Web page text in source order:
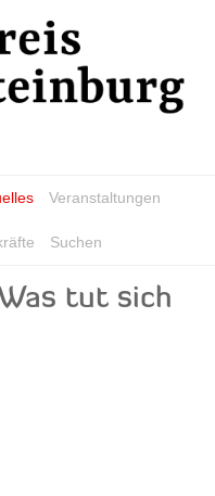
Veranstaltungen
Suchen
tut sich